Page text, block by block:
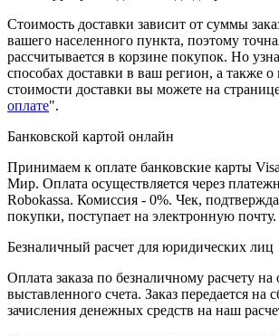
Стоимость доставки зависит от суммы
вашего населенного пункта, поэтому
рассчитывается в корзине покупок. Но
способах доставки в ваш регион, а также
стоимости доставки вы можете на
оплате".
Банковской картой онлайн
Принимаем к оплате банковские карты
Мир. Оплата осуществляется через
Robokassa. Комиссия - 0%. Чек,
покупки, поступает на электронную почту.
Безналичный расчет для юридических лиц
Оплата заказа по безналичному расчету на
выставленного счета. Заказ передается на
зачисления денежных средств на наш